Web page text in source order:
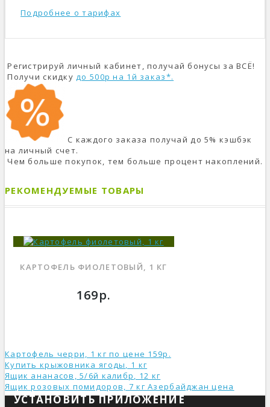
Подробнее о тарифах
Регистрируй личный кабинет, получай бонусы за ВСЁ!
Получи скидкудо 500р на 1й заказ*.
С каждого заказа получай до 5% кэшбэк
на личный счет.
Чем больше покупок, тем больше процент накоплений.
РЕКОМЕНДУЕМЫЕ ТОВАРЫ
КАРТОФЕЛЬ ФИОЛЕТОВЫЙ, 1 КГ
169р.
Картофель черри, 1 кг по цене 159р.
Купить крыжовника ягоды, 1 кг
Ящик ананасов, 5/6й калибр, 12 кг
Ящик розовых помидоров, 7 кг Азербайджан ценa
УСТАНОВИТЬ ПРИЛОЖЕНИЕ